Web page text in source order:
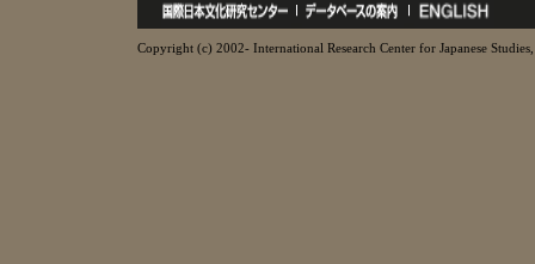
Copyright (c) 2002- International Research Center for Japanese